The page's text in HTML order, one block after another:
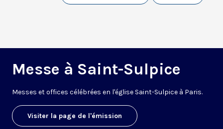
Messe à Saint-Sulpice
Messes et offices célébrées en l'église Saint-Sulpice à Paris.
Visiter la page de l'émission